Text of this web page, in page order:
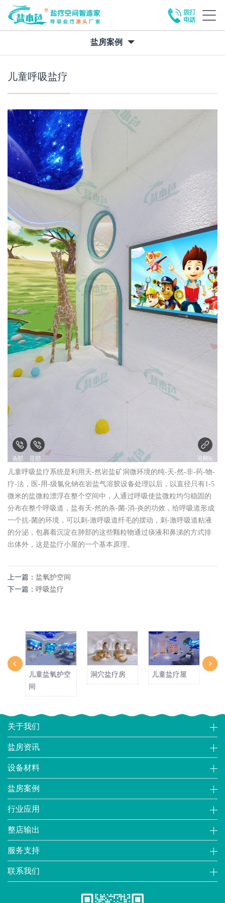
盐房案例
儿童呼吸盐疗
儿童呼吸盐疗系统是利用天-然岩盐矿洞微环境的纯-天-然-非-药-物-
疗-法，医-用-级氯化钠在岩盐气溶胶设备处理以后，以直径只有1-5
微米的盐微粒漂浮在整个空间中，人通过呼吸使盐微粒均匀稳固的
分布在整个呼吸道，盐有天-然的杀-菌-消-炎的功效，给呼吸道形成
一个抗-菌的环境，可以刺-激呼吸道纤毛的摆动，刺-激呼吸道粘液
的分泌，包裹着沉淀在肺部的这些颗粒物通过痰液和鼻涕的方式排
出体外，这是盐疗小屋的一个基本原理。
上一篇： 盐氧护空间
下一篇： 呼吸盐疗
儿童盐氧护空
间
洞穴盐疗房 儿童盐疗屋
关于我们
盐房资讯
设备材料
盐房案例
行业应用
整店输出
服务支持
联系我们